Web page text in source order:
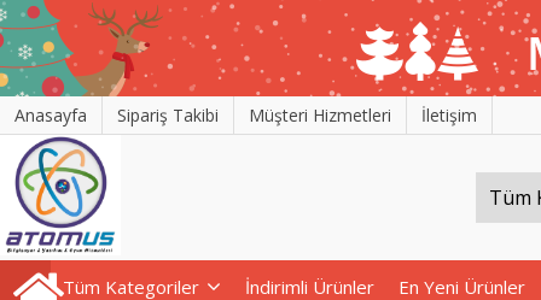
Anasayfa Sipariş Takibi Müşteri Hizmetleri İletişim
Tüm Kategoriler İndirimli Ürünler En Yeni Ürünler